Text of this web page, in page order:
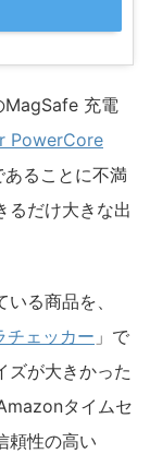
MagSafe 充電
PowerCore
ることに不満
るだけ大きな出
る商品を、
チェッカー 」で
ズが大きかった
タイムセ
頼性の高い